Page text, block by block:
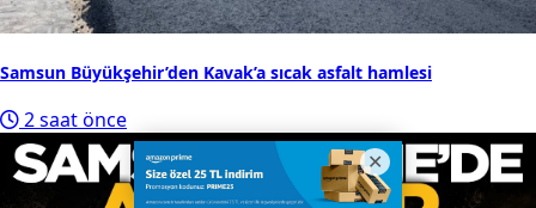
Samsun Büyükşehir’den Kavak’a sıcak asfalt hamlesi
2 saat önce